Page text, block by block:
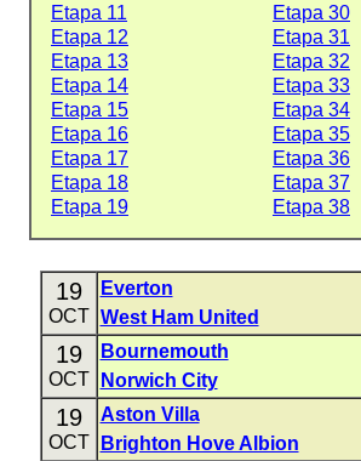
Etapa 11
Etapa 30
Etapa 12
Etapa 31
Etapa 13
Etapa 32
Etapa 14
Etapa 33
Etapa 15
Etapa 34
Etapa 16
Etapa 35
Etapa 17
Etapa 36
Etapa 18
Etapa 37
Etapa 19
Etapa 38
19
OCT
Everton
West Ham United
19
OCT
Bournemouth
Norwich City
19
OCT
Aston Villa
Brighton Hove Albion